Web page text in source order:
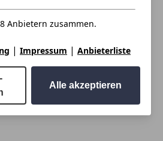
Anbietern zusammen.
| Impressum | Anbieterliste
Alle akzeptieren